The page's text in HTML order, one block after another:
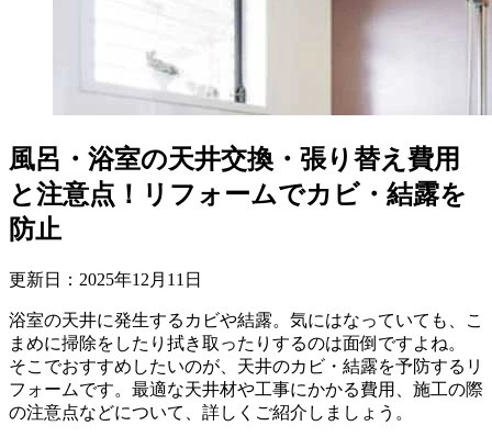
風呂・浴室の天井交換・張り替え費用
と注意点！リフォームでカビ・結露を
防止
更新日： 2025年12 月 11 日
浴室の天井に発生するカビや結露。気にはなっていても、こ
まめに掃除をしたり拭き取ったりするのは面倒ですよね。
そこでおすすめしたいのが、天井のカビ・結露を予防するリ
フォームです。最適な天井材や工事にかかる費用、施工の際
の注意点などについて、詳しくご紹介しましょう。